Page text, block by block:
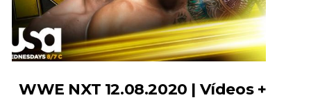
SCSA867- Aug 04 2026
WrestleDream
WWE NXT 12.08.2020 | Vídeos +